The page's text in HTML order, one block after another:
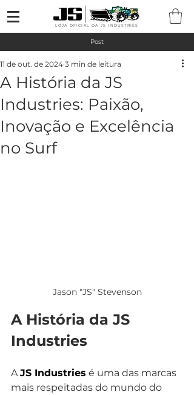
LOJA OFICIAL DA JS INDUSTRIES
Post
A História da JS
Industries: Paixão,
Inovação e Excelência
no Surf
11 de out. de 2024 3 min de leitura
Jason "JS" Stevenson
A História da JS
Industries
A JS Industries é uma das marcas
mais respeitadas do mundo do